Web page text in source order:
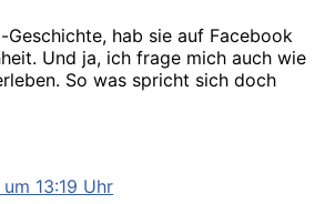
hab sie auf Facebook
Und ja, ich frage mich auch wie
So was spricht sich doch
13:19 Uhr